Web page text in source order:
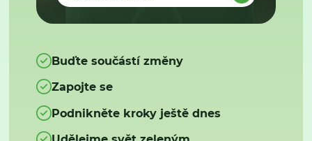
Buďte součástí změny
Zapojte se
Podnikněte kroky ještě dnes